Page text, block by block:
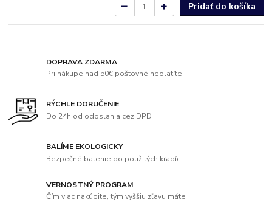
Pridať do košíka
DOPRAVA ZDARMA
Pri nákupe nad 50€ poštovné neplatíte.
RÝCHLE DORUČENIE
Do 24h od odoslania cez DPD
BALÍME EKOLOGICKY
Bezpečné balenie do použitých krabíc
VERNOSTNÝ PROGRAM
Čím viac nakúpite, tým vyššiu zľavu máte